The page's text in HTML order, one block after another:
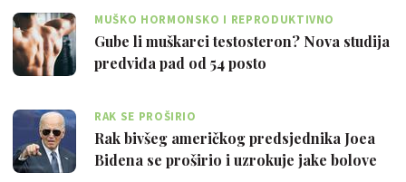
MUŠKO HORMONSKO I REPRODUKTIVNO
ZDRAVLJE
Gube li muškarci testosteron? Nova studija
predviđa pad od 54 posto
RAK SE PROŠIRIO
Rak bivšeg američkog predsjednika Joea
Bidena se proširio i uzrokuje jake bolove